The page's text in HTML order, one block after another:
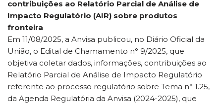
contribuições ao Relatório Parcial de Análise de
Impacto Regulatório (AIR) sobre produtos
fronteira
Em 11/08/2025, a Anvisa publicou, no Diário Oficial da
União, o Edital de Chamamento n° 9/2025, que
objetiva coletar dados, informações, contribuições ao
Relatório Parcial de Análise de Impacto Regulatório
referente ao processo regulatório sobre Tema n° 1.25,
da Agenda Regulatória da Anvisa (2024-2025), que